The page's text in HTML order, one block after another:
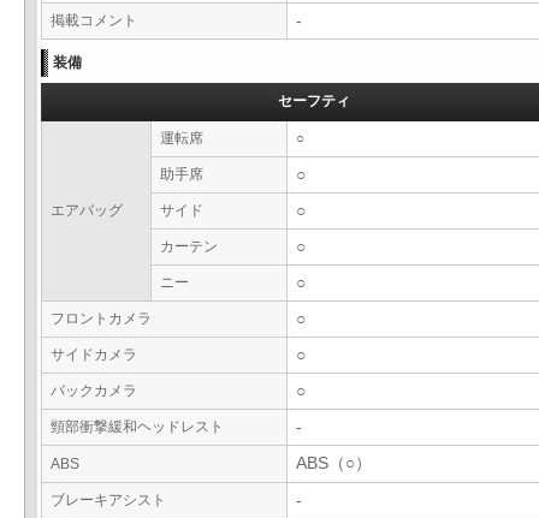
掲載コメント -
装備
セーフティ
エアバッグ
運転席 ○
助手席 ○
サイド ○
カーテン ○
ニー ○
フロントカメラ ○
サイドカメラ ○
バックカメラ ○
頸部衝撃緩和ヘッドレスト -
ABS ABS（○）
ブレーキアシスト -